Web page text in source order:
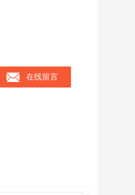
在线留言